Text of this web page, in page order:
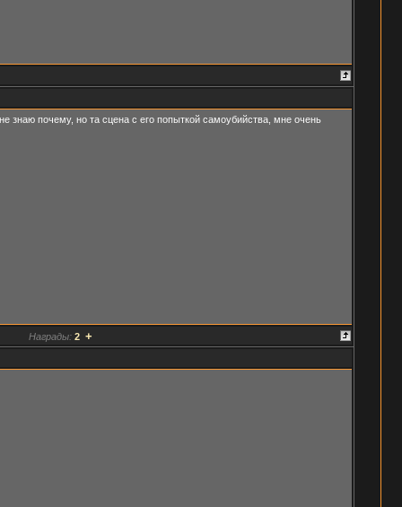
знаю почему, но та сцена с его попыткой самоубийства, мне очень
Награды: 2 +